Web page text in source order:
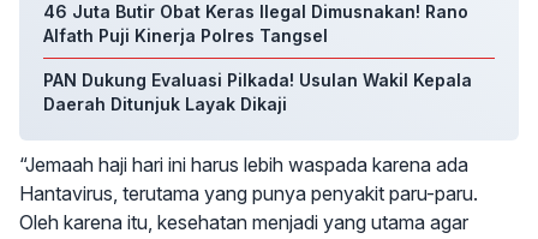
46 Juta Butir Obat Keras Ilegal Dimusnakan! Rano
Alfath Puji Kinerja Polres Tangsel
PAN Dukung Evaluasi Pilkada! Usulan Wakil Kepala
Daerah Ditunjuk Layak Dikaji
“Jemaah haji hari ini harus lebih waspada karena ada
Hantavirus, terutama yang punya penyakit paru-paru.
Oleh karena itu, kesehatan menjadi yang utama agar